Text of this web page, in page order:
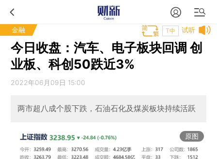
金融 试听
T中
今日收盘：汽车、电子板块回调 创
业板、科创50跌近3%
2022年06月09日 15:00
两市超八成个股下跌，石油石化及煤炭板块持续活跃
原图